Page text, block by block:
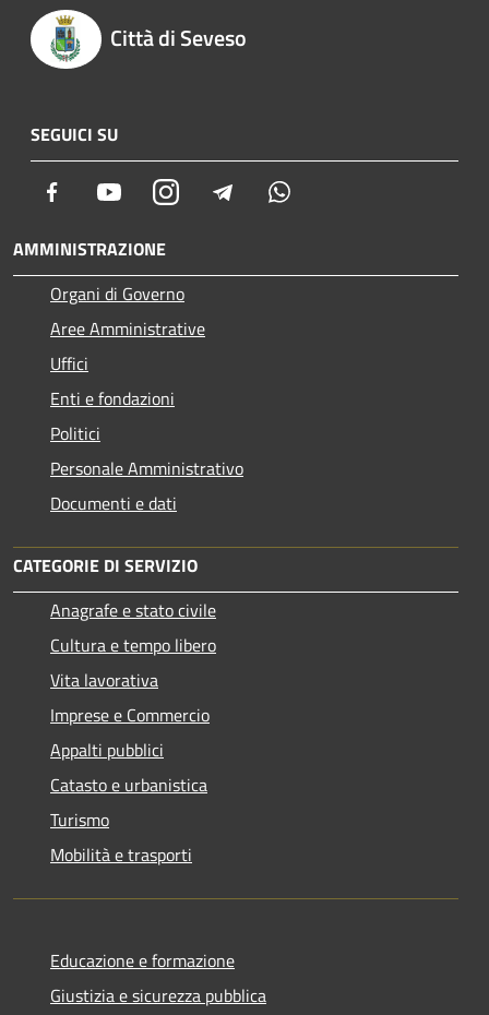
Città di Seveso
SEGUICI SU
Facebook YoutubeInstagram Telegram
AMMINISTRAZIONE
Organi di Governo
Aree Amministrative
Uffici
Enti e fondazioni
Politici
Personale Amministrativo
Documenti e dati
CATEGORIE DI SERVIZIO
Anagrafe e stato civile
Cultura e tempo libero
Vita lavorativa
Imprese e Commercio
Appalti pubblici
Catasto e urbanistica
Turismo
Mobilità e trasporti
Educazione e formazione
Giustizia e sicurezza pubblica